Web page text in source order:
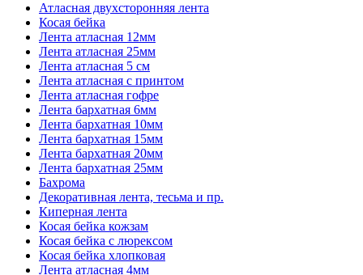
Атласная двухсторонняя лента
Косая бейка
Лента атласная 12мм
Лента атласная 25мм
Лента атласная 5 см
Лента атласная с принтом
Лента атласная гофре
Лента бархатная 6мм
Лента бархатная 10мм
Лента бархатная 15мм
Лента бархатная 20мм
Лента бархатная 25мм
Бахрома
Декоративная лента, тесьма и пр.
Киперная лента
Косая бейка кожзам
Косая бейка с люрексом
Косая бейка хлопковая
Лента атласная 4мм